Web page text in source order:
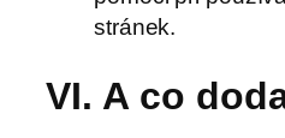
stránek.
VI. A co